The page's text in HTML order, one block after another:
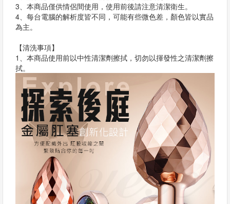
3、本商品僅供情侶間使用，使用前後請注意清潔衛生。
4、每台電腦的解析度皆不同，可能有些微色差，顏色皆以實品
為主。
【清洗事項】
1、本商品使用前以中性清潔劑擦拭，切勿以揮發性之清潔劑擦
拭。